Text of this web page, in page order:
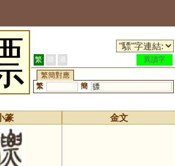
繁 簡 港
異讀字
繁簡對應
繁
簡 骠
篆 金文